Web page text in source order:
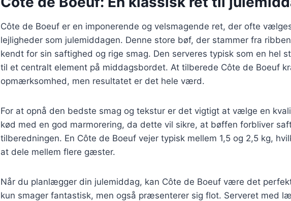
Côte de Boeuf er en imponerende og velsmagende ret, der ofte
lejligheder som julemiddagen. Denne store bøf, der stammer fra
kendt for sin saftighed og rige smag. Den serveres typisk som en hel
til et centralt element på middagsbordet. At tilberede Côte de Boeuf
opmærksomhed, men resultatet er det hele værd.
For at opnå den bedste smag og tekstur er det vigtigt at vælge en
kød med en god marmorering, da dette vil sikre, at bøffen forbliver
tilberedningen. En Côte de Boeuf vejer typisk mellem 1,5 og 2,5 kg,
at dele mellem flere gæster.
Når du planlægger din julemiddag, kan Côte de Boeuf være det
kun smager fantastisk, men også præsenterer sig flot. Serveret med